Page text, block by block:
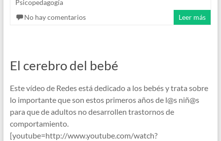
Psicopedagogía
No hay comentarios
Leer más
El cerebro del bebé
Este vídeo de Redes está dedicado a los bebés y trata sobre
lo importante que son estos primeros años de l@s niñ@s
para que de adultos no desarrollen trastornos de
comportamiento.
[youtube=http://www.youtube.com/watch?